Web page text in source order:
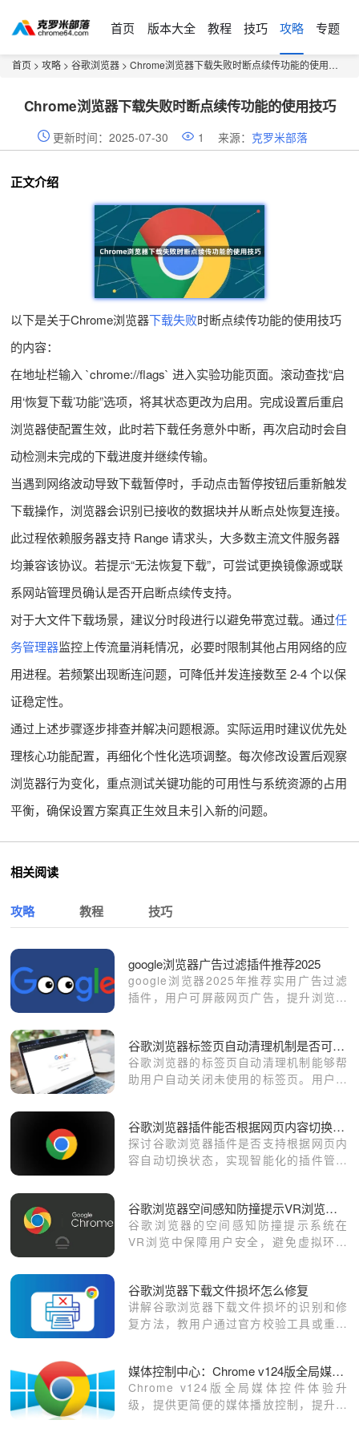
首页 版本大全 教程 技巧 攻略 专题
首页 > 攻略 > 谷歌浏览器 > Chrome浏览器下载失败时断点续传功能的使用技巧
Chrome浏览器下载失败时断点续传功能的使用技巧
更新时间：2025-07-30 1 来源： 克罗米部落
正文介绍
以下是关于Chrome浏览器下载失败时断点续传功能的使用技巧
的内容：
在地址栏输入 `chrome://flags` 进入实验功能页面。滚动查找“启
用‘恢复下载’功能”选项，将其状态更改为启用。完成设置后重启
浏览器使配置生效，此时若下载任务意外中断，再次启动时会自
动检测未完成的下载进度并继续传输。
当遇到网络波动导致下载暂停时，手动点击暂停按钮后重新触发
下载操作，浏览器会识别已接收的数据块并从断点处恢复连接。
此过程依赖服务器支持 Range 请求头，大多数主流文件服务器
均兼容该协议。若提示“无法恢复下载”，可尝试更换镜像源或联
系网站管理员确认是否开启断点续传支持。
对于大文件下载场景，建议分时段进行以避免带宽过载。通过任
务管理器监控上传流量消耗情况，必要时限制其他占用网络的应
用进程。若频繁出现断连问题，可降低并发连接数至 2-4 个以保
证稳定性。
通过上述步骤逐步排查并解决问题根源。实际运用时建议优先处
理核心功能配置，再细化个性化选项调整。每次修改设置后观察
浏览器行为变化，重点测试关键功能的可用性与系统资源的占用
平衡，确保设置方案真正生效且未引入新的问题。
相关阅读
攻略 教程 技巧
google浏览器广告过滤插件推荐2025
google浏览器2025年推荐实用广告过滤
插件，用户可屏蔽网页广告，提升浏览速
谷歌浏览器标签页自动清理机制是否可调节
谷歌浏览器的标签页自动清理机制能够帮
助用户自动关闭未使用的标签页。用户可
资源利用效率。
谷歌浏览器插件能否根据网页内容切换状态
探讨谷歌浏览器插件是否支持根据网页内
容自动切换状态，实现智能化的插件管理
谷歌浏览器空间感知防撞提示VR浏览安全系统
谷歌浏览器的空间感知防撞提示系统在
VR浏览中保障用户安全，避免虚拟环境
谷歌浏览器下载文件损坏怎么修复
讲解谷歌浏览器下载文件损坏的识别和修
复方法，教用户通过官方校验工具或重新
媒体控制中心：Chrome v124版全局媒体控件体验
Chrome v124版全局媒体控件体验升
级，提供更简便的媒体播放控制，提升用